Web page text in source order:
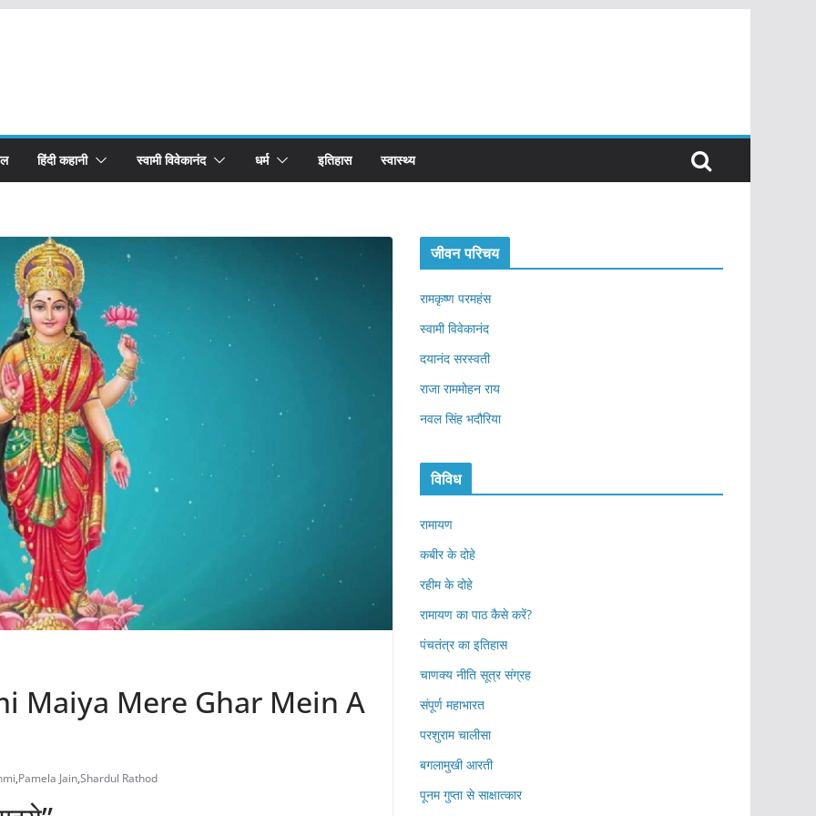
हिंदी कहानी स्वामी विवेकानंद धर्म इतिहास स्वास्थ्य
Maiya Mere Ghar Mein A
,Pamela Jain,Shardul Rathod
जीवन परिचय
रामकृष्ण परमहंस
स्वामी विवेकानंद
दयानंद सरस्वती
राजा राममोहन राय
नवल सिंह भदौरिया
विविध
रामायण
कबीर के दोहे
रहीम के दोहे
रामायण का पाठ कैसे करें?
पंचतंत्र का इतिहास
चाणक्य नीति सूत्र संग्रह
संपूर्ण महाभारत
परशुराम चालीसा
बगलामुखी आरती
पूनम गुप्ता से साक्षात्कार